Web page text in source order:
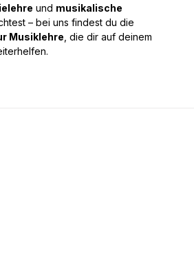
und musikalische
– bei uns findest du die
Musiklehre , die dir auf deinem